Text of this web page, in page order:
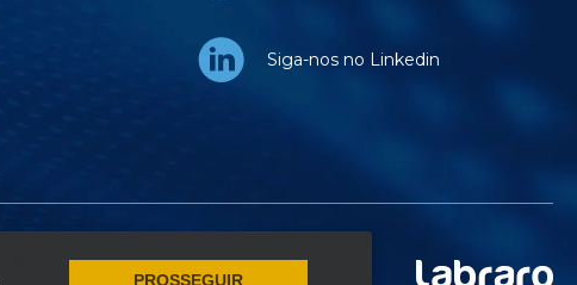
Siga-nos no Linkedin
PROSSEGUIR